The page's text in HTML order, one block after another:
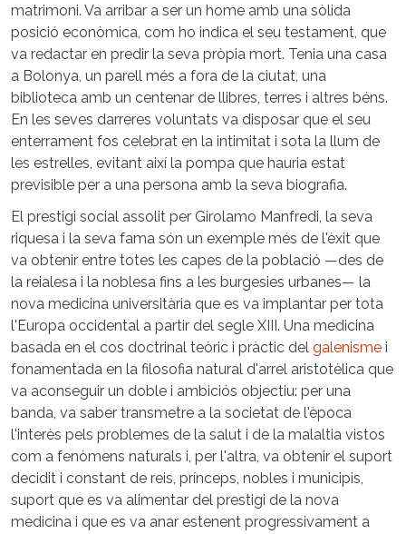
matrimoni. Va arribar a ser un home amb una sòlida
posició econòmica, com ho indica el seu testament, que
va redactar en predir la seva pròpia mort. Tenia una casa
a Bolonya, un parell més a fora de la ciutat, una
biblioteca amb un centenar de llibres, terres i altres béns.
En les seves darreres voluntats va disposar que el seu
enterrament fos celebrat en la intimitat i sota la llum de
les estrelles, evitant així la pompa que hauria estat
previsible per a una persona amb la seva biografia.
El prestigi social assolit per Girolamo Manfredi, la seva
riquesa i la seva fama són un exemple més de l'èxit que
va obtenir entre totes les capes de la població —des de
la reialesa i la noblesa fins a les burgesies urbanes— la
nova medicina universitària que es va implantar per tota
l'Europa occidental a partir del segle XIII. Una medicina
basada en el cos doctrinal teòric i pràctic del galenisme i
fonamentada en la filosofia natural d'arrel aristotèlica que
va aconseguir un doble i ambiciós objectiu: per una
banda, va saber transmetre a la societat de l'època
l'interès pels problemes de la salut i de la malaltia vistos
com a fenòmens naturals i, per l'altra, va obtenir el suport
decidit i constant de reis, prínceps, nobles i municipis,
suport que es va alimentar del prestigi de la nova
medicina i que es va anar estenent progressivament a